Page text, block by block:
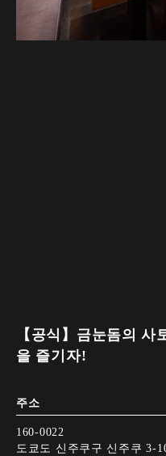
【공식】금눈돔의
을 즐기자!
주소
160-0022
도쿄도 신주쿠구 신주쿠 3-